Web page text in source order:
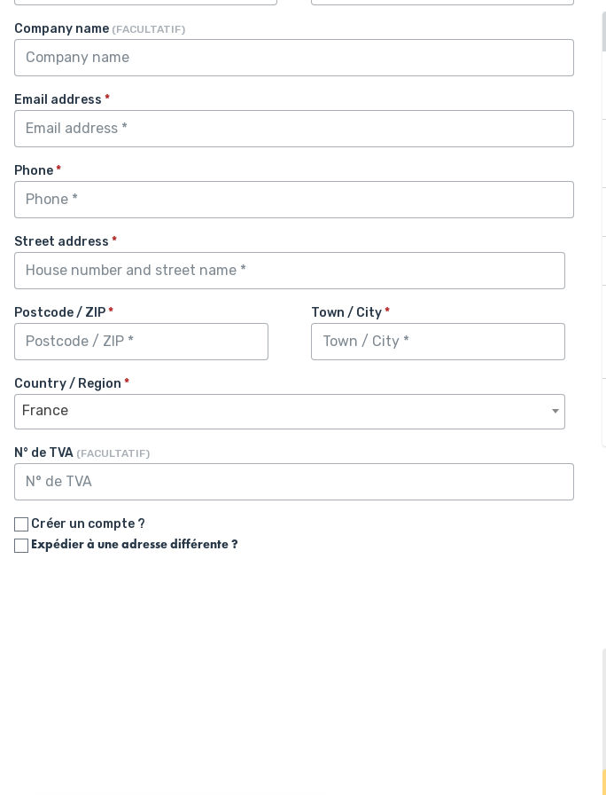
Company name (FACULTATIF)
Email address *
Phone*
Street address *
Postcode / ZIP* Town / City*
Country / Region *
France
N° de TVA (FACULTATIF)
Créer un compte ?
Expédier à une adresse différente ?